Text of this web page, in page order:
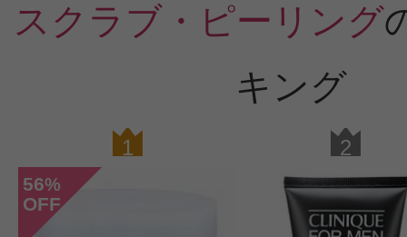
なりませんでした。使用後のしっと
用してもつっぱりや乾燥が無いので
入ってます。たっぷり入ってていい
ャータイプの入れ物の蓋がカーブが
ュラが置きにくいのと、そもそも
かいのにスパチュラが付いてない
スクラブ・ピーリング
キング
1
56%
OFF
2